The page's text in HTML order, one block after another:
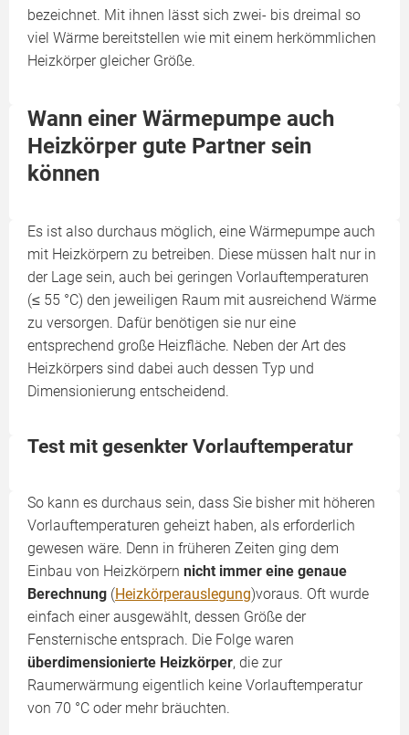
bezeichnet. Mit ihnen lässt sich zwei- bis dreimal so
viel Wärme bereitstellen wie mit einem herkömmlichen
Heizkörper gleicher Größe.
Wann einer Wärmepumpe auch
Heizkörper gute Partner sein
können
Es ist also durchaus möglich, eine Wärmepumpe auch
mit Heizkörpern zu betreiben. Diese müssen halt nur in
der Lage sein, auch bei geringen Vorlauftemperaturen
(≤ 55 °C) den jeweiligen Raum mit ausreichend Wärme
zu versorgen. Dafür benötigen sie nur eine
entsprechend große Heizfläche. Neben der Art des
Heizkörpers sind dabei auch dessen Typ und
Dimensionierung entscheidend.
Test mit gesenkter Vorlauftemperatur
So kann es durchaus sein, dass Sie bisher mit höheren
Vorlauftemperaturen geheizt haben, als erforderlich
gewesen wäre. Denn in früheren Zeiten ging dem
Einbau von Heizkörpern nicht immer eine genaue
Berechnung (Heizkörperauslegung)voraus. Oft wurde
einfach einer ausgewählt, dessen Größe der
Fensternische entsprach. Die Folge waren
überdimensionierte Heizkörper, die zur
Raumerwärmung eigentlich keine Vorlauftemperatur
von 70 °C oder mehr bräuchten.